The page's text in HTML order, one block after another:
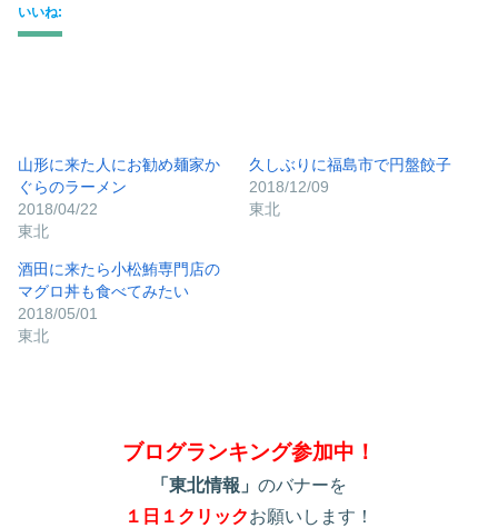
いいね:
山形に来た人にお勧め麺家か
ぐらのラーメン
2018/04/22
東北
久しぶりに福島市で円盤餃子
2018/12/09
東北
酒田に来たら小松鮪専門店の
マグロ丼も食べてみたい
2018/05/01
東北
ブログランキング参加中！
「東北情報」 のバナーを
１日１クリックお願いします！